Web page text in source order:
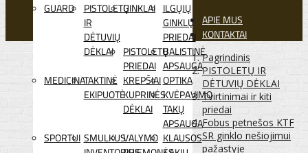
GUARD
PISTOLETŲ
IR
DĖTUVIŲ
DĖKLAI
GINKLAI ILGŲJŲ
GINKLŲ
PRIEDAI
PISTOLETŲ
PRIEDAI
BALISTINĖ
APSAUGA
MEDICINATAKTINĖ
EKIPUOTĖ
KREPŠIAI
KUPRINĖS
DĖKLAI
OPTIKA
KVĖPAVIMO
TAKŲ
APSAUGA
SPORTUI SMULKUSVALYMO KLAUSOS
APIE MUS
KONTAKTAI
Pagrindinis
PISTOLETŲ IR
DĖTUVIŲ DĖKLAI
Tvirtinimai ir kiti
priedai
Fobus petnešos KTF
SR ginklo nešiojimui
pažastyje